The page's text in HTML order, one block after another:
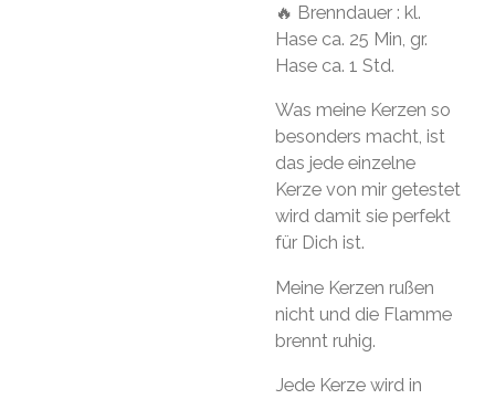
🔥 Brenndauer : kl.
Hase ca. 25 Min, gr.
Hase ca. 1 Std.
Was meine Kerzen so
besonders macht, ist
das jede einzelne
Kerze von mir getestet
wird damit sie perfekt
für Dich ist.
Meine Kerzen rußen
nicht und die Flamme
brennt ruhig.
Jede Kerze wird in